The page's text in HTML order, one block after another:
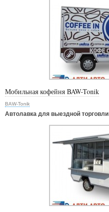
Мобильная кофейня BAW-Tonik
BAW-Tonik
Автолавка для выездной торговли